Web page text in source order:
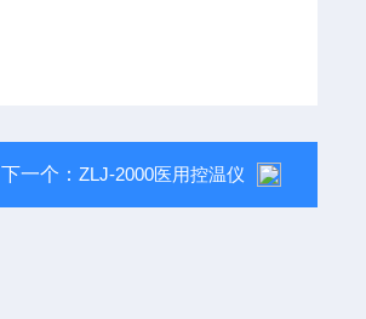
下一个： ZLJ-2000医用控温仪